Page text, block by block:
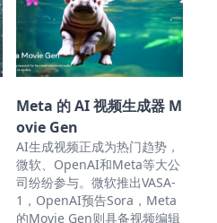
Meta 的 AI 视频生成器 M
ovie Gen
AI生成视频正成为热门趋势，
微软、OpenAI和Meta等大公
司纷纷参与。微软推出VASA-
1，OpenAI预告Sora，Meta
的Movie Gen则具备视频编辑